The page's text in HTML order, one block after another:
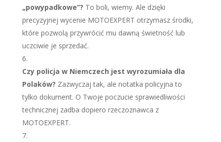
„powypadkowe”? To boli, wiemy. Ale dzięki
precyzyjnej wycenie MOTOEXPERT otrzymasz środki,
które pozwolą przywrócić mu dawną świetność lub
uczciwie je sprzedać.
Czy policja w Niemczech jest wyrozumiała dla
Polaków? Zazwyczaj tak, ale notatka policyjna to
tylko dokument. O Twoje poczucie sprawiedliwości
technicznej zadba dopiero rzeczoznawca z
MOTOEXPERT.